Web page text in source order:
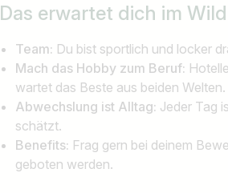
Das erwartet dich im
Team: Du bist sportlich und locker
Mach das Hobby zum Beruf:
wartet das Beste aus beiden
Abwechslung ist Alltag: Jeder Tag
schätzt.
Benefits: Frag gern bei deinem
geboten werden.